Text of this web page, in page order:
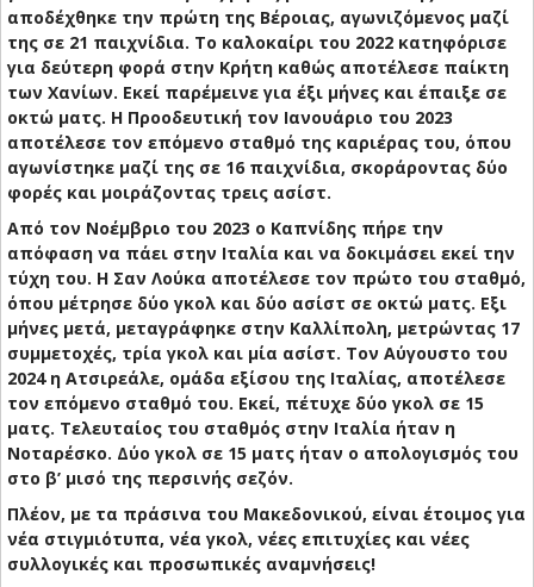
αποδέχθηκε την πρώτη της Βέροιας, αγωνιζόμενος μαζί
της σε 21 παιχνίδια. Το καλοκαίρι του 2022 κατηφόρισε
για δεύτερη φορά στην Κρήτη καθώς αποτέλεσε παίκτη
των Χανίων. Εκεί παρέμεινε για έξι μήνες και έπαιξε σε
οκτώ ματς. Η Προοδευτική τον Ιανουάριο του 2023
αποτέλεσε τον επόμενο σταθμό της καριέρας του, όπου
αγωνίστηκε μαζί της σε 16 παιχνίδια, σκοράροντας δύο
φορές και μοιράζοντας τρεις ασίστ.
Από τον Νοέμβριο του 2023 ο Καπνίδης πήρε την
απόφαση να πάει στην Ιταλία και να δοκιμάσει εκεί την
τύχη του. Η Σαν Λούκα αποτέλεσε τον πρώτο του σταθμό,
όπου μέτρησε δύο γκολ και δύο ασίστ σε οκτώ ματς. Εξι
μήνες μετά, μεταγράφηκε στην Καλλίπολη, μετρώντας 17
συμμετοχές, τρία γκολ και μία ασίστ. Τον Αύγουστο του
2024 η Ατσιρεάλε, ομάδα εξίσου της Ιταλίας, αποτέλεσε
τον επόμενο σταθμό του. Εκεί, πέτυχε δύο γκολ σε 15
ματς. Τελευταίος του σταθμός στην Ιταλία ήταν η
Νοταρέσκο. Δύο γκολ σε 15 ματς ήταν ο απολογισμός του
στο β’ μισό της περσινής σεζόν.
Πλέον, με τα πράσινα του Μακεδονικού, είναι έτοιμος για
νέα στιγμιότυπα, νέα γκολ, νέες επιτυχίες και νέες
συλλογικές και προσωπικές αναμνήσεις!